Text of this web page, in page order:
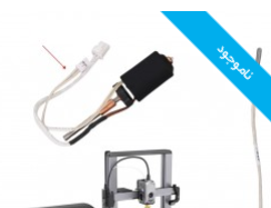
ناموجود